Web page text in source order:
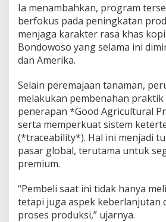
Ia menambahkan, program
berfokus pada peningkatan
menjaga karakter rasa khas
Bondowoso yang selama ini
dan Amerika.
Selain peremajaan tanaman,
melakukan pembenahan praktik
penerapan *Good Agricultural
serta memperkuat sistem
(*traceability*). Hal ini menjadi
pasar global, terutama untuk
premium.
“Pembeli saat ini tidak hanya
tetapi juga aspek keberlanjutan
proses produksi,” ujarnya.